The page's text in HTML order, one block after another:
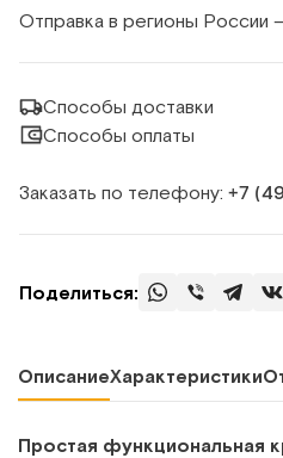
Отправка в регионы России
Способы доставки
Способы оплаты
Заказать по телефону: +7
Поделиться:
ОписаниеХарактеристики
Простая функциональная